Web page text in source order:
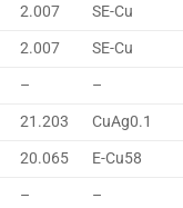
2.007
SE-Cu
2.007
SE-Cu
–
–
21.203
CuAg0.1
20.065
E-Cu58
–
–